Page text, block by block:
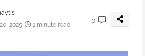
2025
1 minute read
0